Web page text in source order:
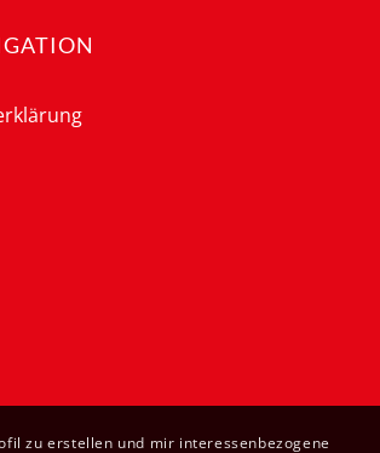
zu erstellen und mir interessenbezogene